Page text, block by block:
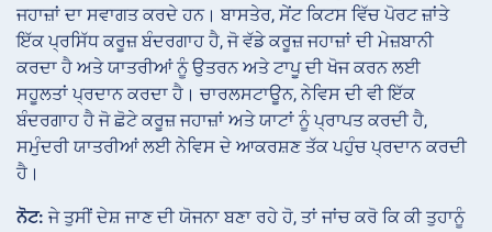
ਜਹਾਜ਼ਾਂ ਦਾ ਸਵਾਗਤ ਕਰਦੇ ਹਨ। ਬਾਸਤੇਰ, ਸੇਂਟ ਕਿਟਸ ਵਿੱਚ ਪੋਰਟ ਜ਼ਾਂਤੇ
ਇੱਕ ਪ੍ਰਸਿੱਧ ਕਰੂਜ਼ ਬੰਦਰਗਾਹ ਹੈ, ਜੋ ਵੱਡੇ ਕਰੂਜ਼ ਜਹਾਜ਼ਾਂ ਦੀ ਮੇਜ਼ਬਾਨੀ
ਕਰਦਾ ਹੈ ਅਤੇ ਯਾਤਰੀਆਂ ਨੂੰ ਉਤਰਨ ਅਤੇ ਟਾਪੂ ਦੀ ਖੋਜ ਕਰਨ ਲਈ
ਸਹੂਲਤਾਂ ਪ੍ਰਦਾਨ ਕਰਦਾ ਹੈ। ਚਾਰਲਸਟਾਊਨ, ਨੇਵਿਸ ਦੀ ਵੀ ਇੱਕ
ਬੰਦਰਗਾਹ ਹੈ ਜੋ ਛੋਟੇ ਕਰੂਜ਼ ਜਹਾਜ਼ਾਂ ਅਤੇ ਯਾਟਾਂ ਨੂੰ ਪ੍ਰਾਪਤ ਕਰਦੀ ਹੈ,
ਸਮੁੰਦਰੀ ਯਾਤਰੀਆਂ ਲਈ ਨੇਵਿਸ ਦੇ ਆਕਰਸ਼ਣ ਤੱਕ ਪਹੁੰਚ ਪ੍ਰਦਾਨ ਕਰਦੀ
ਹੈ।
ਨੋਟ: ਜੇ ਤੁਸੀਂ ਦੇਸ਼ ਜਾਣ ਦੀ ਯੋਜਨਾ ਬਣਾ ਰਹੇ ਹੋ, ਤਾਂ ਜਾਂਚ ਕਰੋ ਕਿ ਕੀ ਤੁਹਾਨੂੰ